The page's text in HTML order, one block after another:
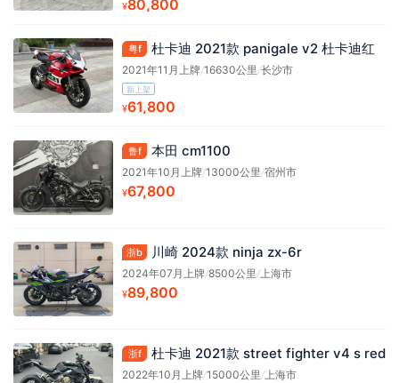
¥80,800
粤f 杜卡迪 2021款 panigale v2 杜卡迪红
2021年11月上牌/16630公里 /长沙市
新上架
¥61,800
鲁f 本田 cm1100
2021年10月上牌/13000公里 /宿州市
¥67,800
浙b 川崎 2024款 ninja zx-6r
2024年07月上牌/8500公里 /上海市
¥89,800
浙f 杜卡迪 2021款 street fighter v4 s red
2022年10月上牌/15000公里 /上海市